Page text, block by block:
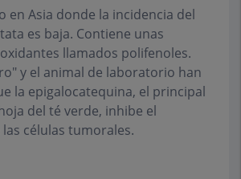
en Asia donde la incidencia del
es baja. Contiene unas
llamados polifenoles.
y el animal de laboratorio han
la epigalocatequina, el principal
del té verde, inhibe el
células tumorales.